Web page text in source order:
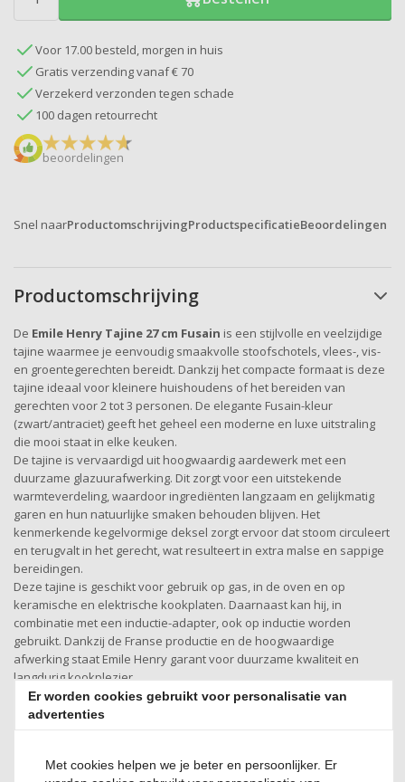
Voor 17.00 besteld, morgen in huis
Gratis verzending vanaf € 70
Verzekerd verzonden tegen schade
100 dagen retourrecht
beoordelingen
Snel naarProductomschrijvingProductspecificatieBeoordelingen
Productomschrijving
De Emile Henry Tajine 27 cm Fusain is een stijlvolle en veelzijdige
tajine waarmee je eenvoudig smaakvolle stoofschotels, vlees-, vis-
en groentegerechten bereidt. Dankzij het compacte formaat is deze
tajine ideaal voor kleinere huishoudens of het bereiden van
gerechten voor 2 tot 3 personen. De elegante Fusain-kleur
(zwart/antraciet) geeft het geheel een moderne en luxe uitstraling
die mooi staat in elke keuken.
De tajine is vervaardigd uit hoogwaardig aardewerk met een
duurzame glazuurafwerking. Dit zorgt voor een uitstekende
warmteverdeling, waardoor ingrediënten langzaam en gelijkmatig
garen en hun natuurlijke smaken behouden blijven. Het
kenmerkende kegelvormige deksel zorgt ervoor dat stoom circuleert
en terugvalt in het gerecht, wat resulteert in extra malse en sappige
bereidingen.
Deze tajine is geschikt voor gebruik op gas, in de oven en op
keramische en elektrische kookplaten. Daarnaast kan hij, in
combinatie met een inductie-adapter, ook op inductie worden
gebruikt. Dankzij de Franse productie en de hoogwaardige
afwerking staat Emile Henry garant voor duurzame kwaliteit en
langdurig kookplezier.
Er worden cookies gebruikt voor personalisatie van
advertenties
Met cookies helpen we je beter en persoonlijker. Er